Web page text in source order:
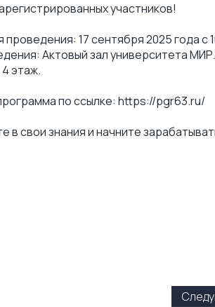
участников!
17 сентября 2025 года с
Актовый зал университета
4 этаж.
по ссылке: https://pgr63.ru/
в свои знания и начните